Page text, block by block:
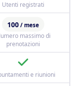
Utenti registrati
100 / mese
massimo di
prenotazioni
e riunioni